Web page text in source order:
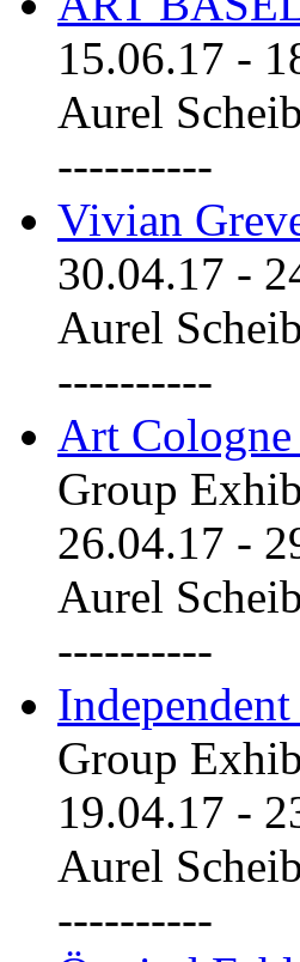
15.06.17 -
Aurel
----------
Vivian
30.04.17 -
Aurel
----------
Art
Group
26.04.17 -
Aurel
----------
Group
19.04.17 -
Aurel
----------